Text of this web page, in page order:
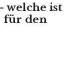
welche ist
für den